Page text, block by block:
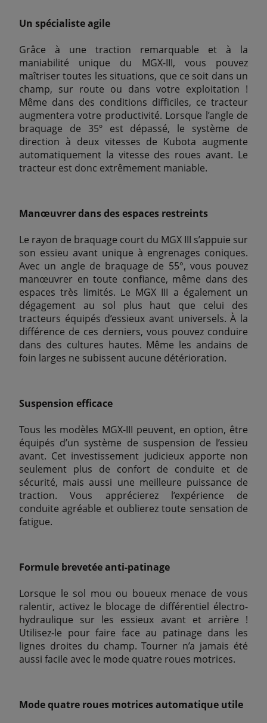
Un spécialiste agile
Grâce à une traction remarquable et à la
maniabilité unique du MGX-III, vous pouvez
maîtriser toutes les situations, que ce soit dans un
champ, sur route ou dans votre exploitation !
Même dans des conditions difficiles, ce tracteur
augmentera votre productivité. Lorsque l’angle de
braquage de 35º est dépassé, le système de
direction à deux vitesses de Kubota augmente
automatiquement la vitesse des roues avant. Le
tracteur est donc extrêmement maniable.
Manœuvrer dans des espaces restreints
Le rayon de braquage court du MGX III s’appuie sur
son essieu avant unique à engrenages coniques.
Avec un angle de braquage de 55°, vous pouvez
manœuvrer en toute confiance, même dans des
espaces très limités. Le MGX III a également un
dégagement au sol plus haut que celui des
tracteurs équipés d’essieux avant universels. À la
différence de ces derniers, vous pouvez conduire
dans des cultures hautes. Même les andains de
foin larges ne subissent aucune détérioration.
Suspension efficace
Tous les modèles MGX-III peuvent, en option, être
équipés d’un système de suspension de l’essieu
avant. Cet investissement judicieux apporte non
seulement plus de confort de conduite et de
sécurité, mais aussi une meilleure puissance de
traction. Vous apprécierez l’expérience de
conduite agréable et oublierez toute sensation de
fatigue.
Formule brevetée anti-patinage
Lorsque le sol mou ou boueux menace de vous
ralentir, activez le blocage de différentiel électro-
hydraulique sur les essieux avant et arrière !
Utilisez-le pour faire face au patinage dans les
lignes droites du champ. Tourner n’a jamais été
aussi facile avec le mode quatre roues motrices.
Mode quatre roues motrices automatique utile